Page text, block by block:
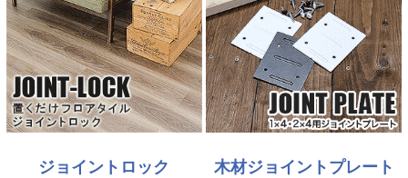
ジョイントロック 木材ジョイントプレート